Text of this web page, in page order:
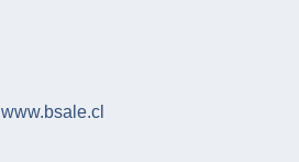
www.bsale.cl